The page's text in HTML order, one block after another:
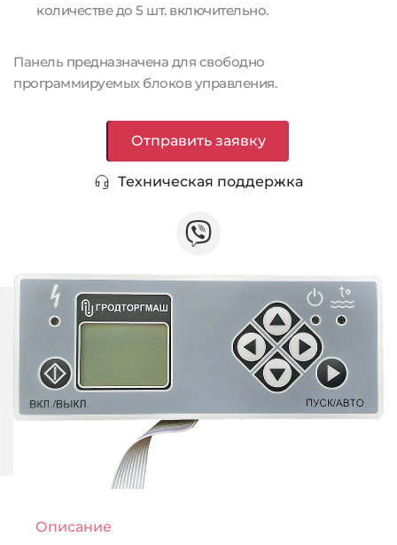
количестве до 5 шт. включительно.
Панель предназначена для свободно
программируемых блоков управления.
Отправить заявку
Техническая поддержка
Описание